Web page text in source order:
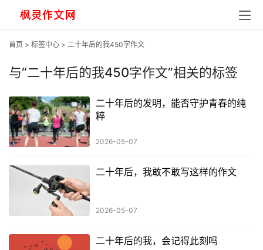
首页 > 标签中心 > 二十年后的我450字作文
与“二十年后的我450字作文”相关的标签
二十年后的发明，能否守护青春的纯
粹
2026-05-07
二十年后，我敢不敢写这样的作文
2026-05-07
二十年后的我，会记得此刻吗